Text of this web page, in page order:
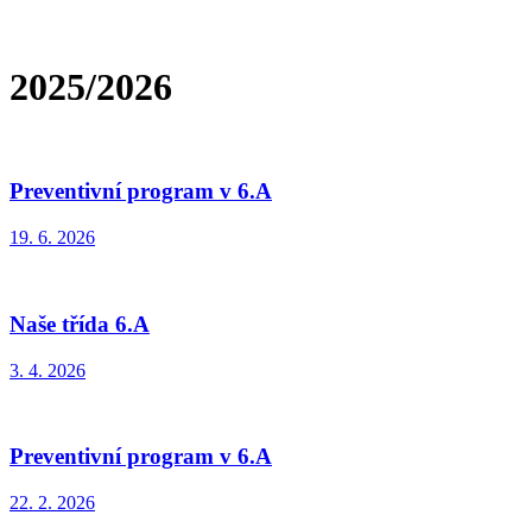
2025/2026
Preventivní program v 6.A
19. 6. 2026
Naše třída 6.A
3. 4. 2026
Preventivní program v 6.A
22. 2. 2026